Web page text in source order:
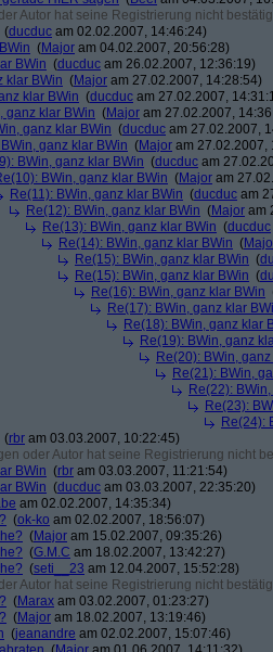
Autor hat seine Registrierung nicht
(ducduc am 02.02.2007, 14:46:24)
(Major am 04.02.2007, 20:56:28)
BWin (ducduc am 26.02.2007, 12:36:19)
klar BWin (Major am 27.02.2007, 14:28:54)
klar BWin (ducduc am 27.02.2007,
ganz klar BWin (Major am 27.02.2007,
ganz klar BWin (ducduc am 27.02.2007,
ganz klar BWin (Major am 27.02.2007,
BWin, ganz klar BWin (ducduc am
BWin, ganz klar BWin (Major am
Re(11): BWin, ganz klar BWin (ducduc am
Re(12): BWin, ganz klar BWin (Major am
Re(13): BWin, ganz klar BWin (ducduc
Re(14): BWin, ganz klar BWin (
Re(15): BWin, ganz klar BWin (
Re(15): BWin, ganz klar BWin (
Re(16): BWin, ganz klar BWin
Re(17): BWin, ganz klar
Re(18): BWin, ganz klar
Re(19): BWin, ganz
Re(20): BWin,
Re(21): BWin,
Re(22):
Re(23):
Re(24):
(rbr am 03.03.2007, 10:22:45)
oder Autor hat seine Registrierung nicht
BWin (rbr am 03.03.2007, 11:21:54)
BWin (ducduc am 03.03.2007, 22:35:20)
am 02.02.2007, 14:35:34)
(ok-ko am 02.02.2007, 18:56:07)
(Major am 15.02.2007, 09:35:26)
(G.M.C am 18.02.2007, 13:42:27)
(seti__23 am 12.04.2007, 15:52:28)
Autor hat seine Registrierung nicht
(Marax am 03.02.2007, 01:23:27)
(Major am 18.02.2007, 13:19:46)
(jeanandre am 02.02.2007, 15:07:46)